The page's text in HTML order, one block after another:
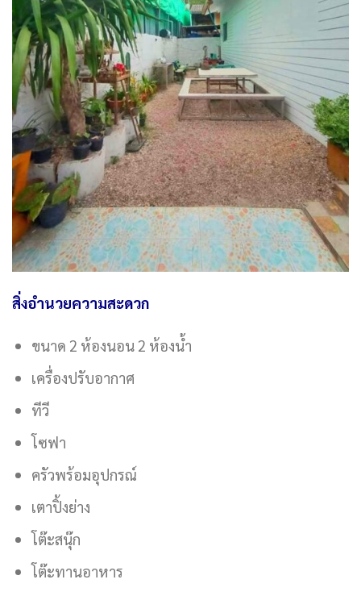
สิ่งอำนวยความสะดวก
ขนาด 2 ห้องนอน 2 ห้องน้ำ
เครื่องปรับอากาศ
ทีวี
โซฟา
ครัวพร้อมอุปกรณ์
เตาปิ้งย่าง
โต๊ะสนุ๊ก
โต๊ะทานอาหาร